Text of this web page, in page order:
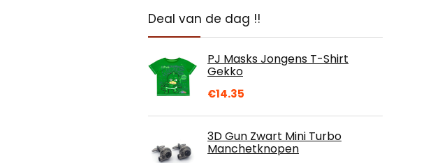
Deal van de dag !!
PJ Masks Jongens T-Shirt
Gekko
€14.35
3D Gun Zwart Mini Turbo
Manchetknopen